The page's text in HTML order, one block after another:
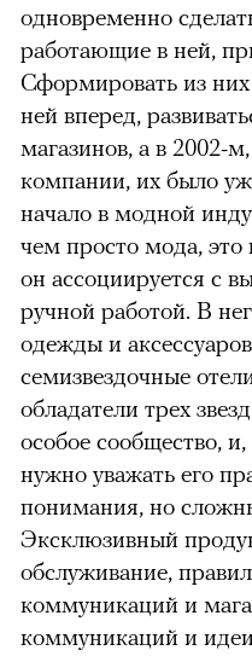
одновременно
работающие в ней,
Сформировать из
ней вперед,
магазинов, а в 2002-
компании, их было
начало в модной
чем просто мода, это
он ассоциируется с
ручной работой. В
одежды и
семизвездочные
обладатели трех
особое сообщество,
нужно уважать его
понимания, но
Эксклюзивный
обслуживание,
коммуникаций и
коммуникаций и